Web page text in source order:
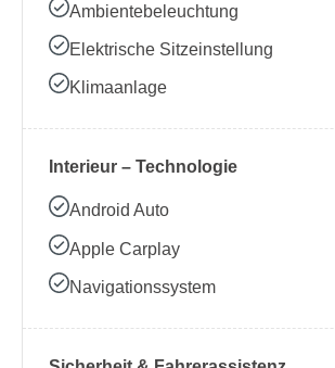
Ambientebeleuchtung
Elektrische Sitzeinstellung
Klimaanlage
Interieur – Technologie
Android Auto
Apple Carplay
Navigationssystem